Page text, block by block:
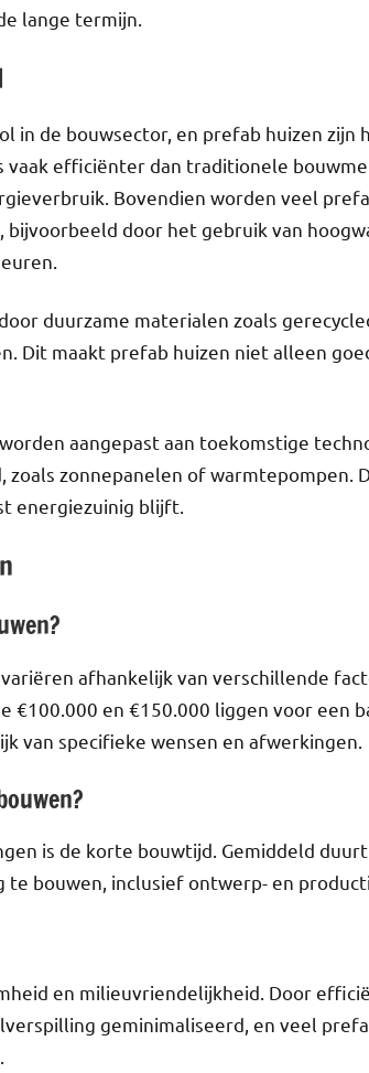
lange termijn.
in de bouwsector, en prefab huizen zijn
efficiënter dan traditionele
Bovendien worden veel
door het gebruik van
duurzame materialen zoals
Dit maakt prefab huizen niet alleen
aangepast aan toekomstige
zonnepanelen of warmtepompen.
energiezuinig blijft.
afhankelijk van verschillende
en €150.000 liggen voor een
van specifieke wensen en afwerkingen.
is de korte bouwtijd. Gemiddeld
bouwen, inclusief ontwerp- en
en milieuvriendelijkheid. Door
geminimaliseerd, en veel